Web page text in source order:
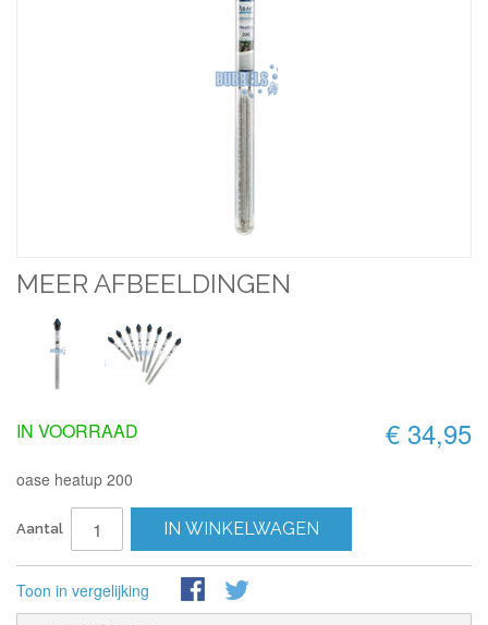
MEER AFBEELDINGEN
€ 34,95
IN VOORRAAD
oase heatup 200
Aantal IN WINKELWAGEN
Toon in vergelijking